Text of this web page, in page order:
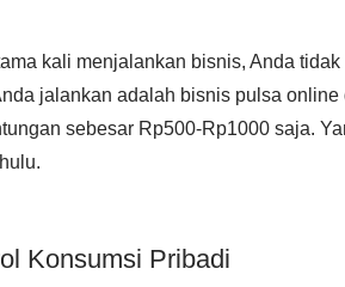
kali menjalankan bisnis, Anda
jalankan adalah bisnis pulsa
sebesar Rp500-Rp1000 saja.
Konsumsi Pribadi